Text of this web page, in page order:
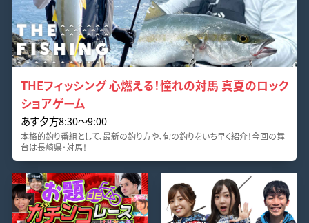
THEフィッシング 心燃える！憧れの対馬 真夏のロック
ショアゲーム
あす夕方8:30～9:00
本格的釣り番組として、最新の釣り方や、旬の釣りをいち早く紹介！今回の舞
台は長崎県・対馬！